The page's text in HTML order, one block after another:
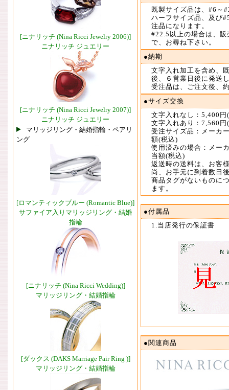
既製サイズ品は、#6～
ハーフサイズ品、及び
注品になります。
#22.5以上の場合は、
で、お尋ね下さい。
●納期
文字入れ加工を含め、
後、６営業日後に発送
受注品は、ご注文後、
●サイズ交換
文字入れなし：5,400円
文字入れあり：7,560円
受注サイズ品：メーカ
額(税込)
使用済みの場合：メー
当額(税込)
返送時の送料は、お客
尚、お手元に到着数日
商品タグがないものに
ます。
●付属品
1.当店発行の保証書
●関連商品
[ニナリッチ (Nina Ricci Jewelry 2006)]
ニナリッチ ジュエリー
[ニナリッチ (Nina Ricci Jewelry 2007)]
ニナリッチ ジュエリー
マリッジリング・結婚指輪・ペアリ
ング
[ロマンティックブルー (Romantic Blue)]
サファイア入りマリッジリング・結婚
指輪
[ニナリッチ (Nina Ricci Wedding)]
マリッジリング・結婚指輪
[ダックス (DAKS Marriage Pair Ring )]
マリッジリング・結婚指輪